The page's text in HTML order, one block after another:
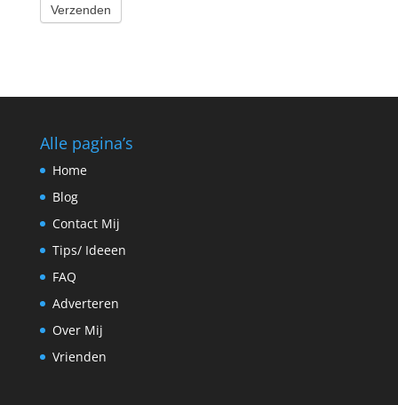
Verzenden
Alle pagina’s
Home
Blog
Contact Mij
Tips/ Ideeen
FAQ
Adverteren
Over Mij
Vrienden